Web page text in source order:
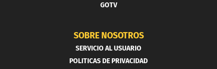
GOTV
SOBRE NOSOTROS
SERVICIO AL USUARIO
POLITICAS DE PRIVACIDAD